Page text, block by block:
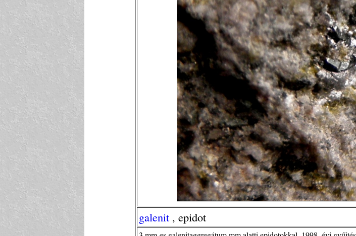
galenit , epidot